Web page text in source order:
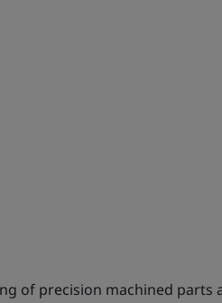
of precision machined parts